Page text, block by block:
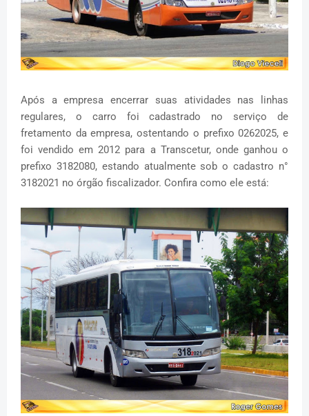
Após a empresa encerrar suas atividades nas linhas
regulares, o carro foi cadastrado no serviço de
fretamento da empresa, ostentando o prefixo 0262025, e
foi vendido em 2012 para a Transcetur, onde ganhou o
prefixo 3182080, estando atualmente sob o cadastro n°
3182021 no órgão fiscalizador. Confira como ele está: